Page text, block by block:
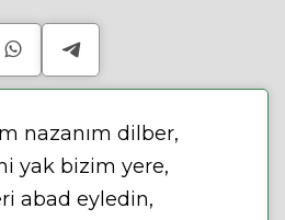
nazanım dilber,
yak bizim yere,
abad eyledin,